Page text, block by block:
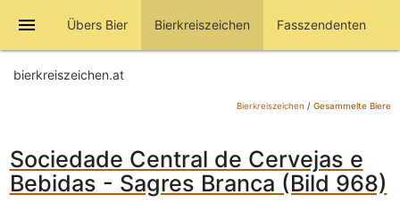
menu Übers Bier Bierkreiszeichen Fasszendenten
bierkreiszeichen.at
Bierkreiszeichen / Gesammelte Biere
Sociedade Central de Cervejas e
Bebidas - Sagres Branca (Bild 968)